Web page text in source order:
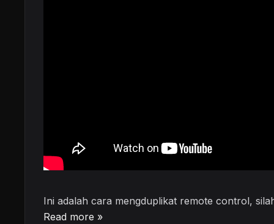
Ini adalah cara mengduplikat remote control,
Read more »